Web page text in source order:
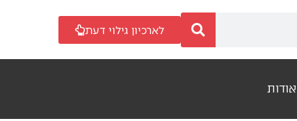
לארכיון גילוי דעת
אודות